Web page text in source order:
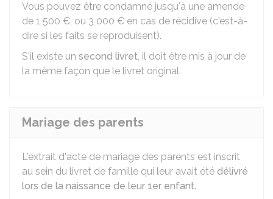
Vous pouvez être condamné jusqu'à une amende
de 1 500 €, ou 3 000 € en cas de récidive (c'est-à-
dire si les faits se reproduisent).
S'il existe un second livret, il doit être mis à jour de
la même façon que le livret original.
Mariage des parents
L'extrait d'acte de mariage des parents est inscrit
au sein du livret de famille qui leur avait été délivré
lors de la naissance de leur 1er enfant.